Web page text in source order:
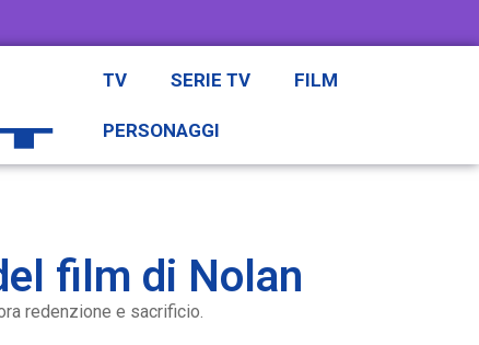
TV SERIE TV FILM
PERSONAGGI
film di Nolan
redenzione e sacrificio.